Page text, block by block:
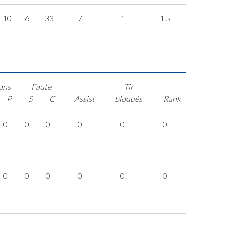
10 6 33 7 1 1.5
P
Faute
S
C Assist
Tir
bloqués
Rank
0 0 0 0 0 0
0 0 0 0 0 0